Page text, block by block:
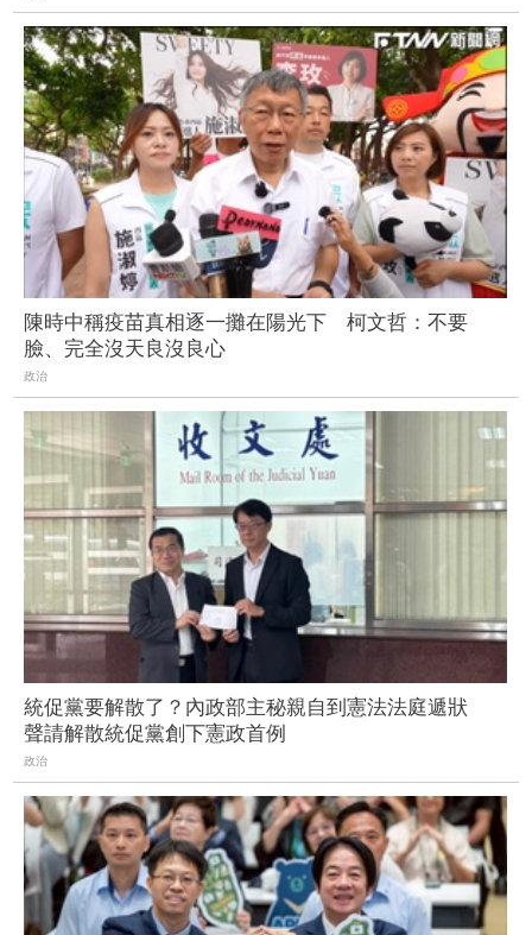
陳時中稱疫苗真相逐一攤在陽光下 柯文哲：不要
臉、完全沒天良沒良心
政治
統促黨要解散了？內政部主秘親自到憲法法庭遞狀
聲請解散統促黨創下憲政首例
政治